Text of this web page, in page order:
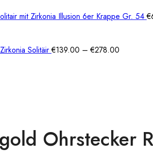
mit Zirkonia Illusion 6er Krappe Gr. 54€
Solitäir€139.00 –€278.00
Ohrstecker